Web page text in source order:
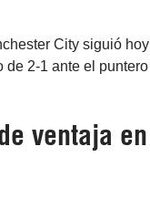
City siguió
2-1 ante el
ventaja